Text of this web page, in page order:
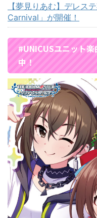
【夢見りあむ】デレス
Carnival」が開催！
#UNICUSユニット
中！